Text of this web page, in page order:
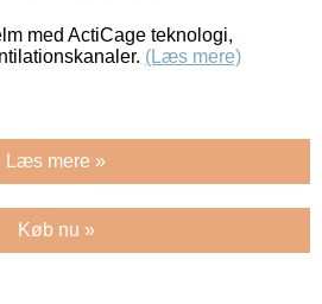
med ActiCage teknologi,
(Læs mere)
Læs mere »
Køb nu »